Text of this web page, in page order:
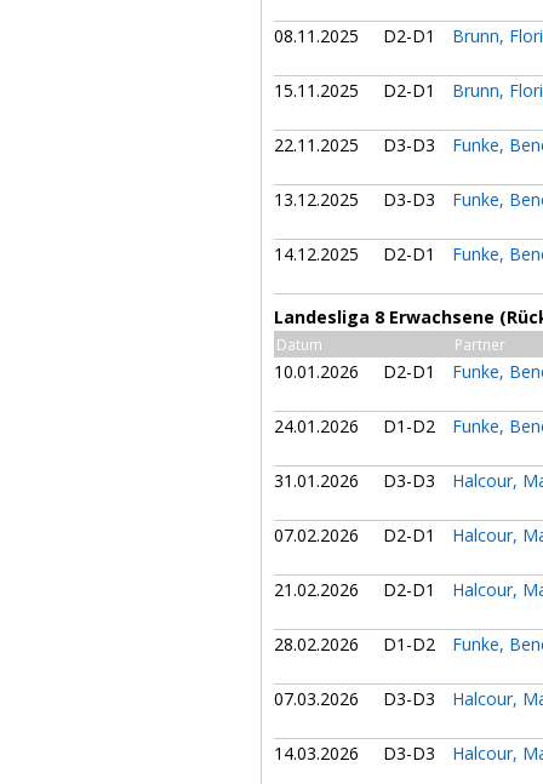
08.11.2025 D2-D1 Brunn,
15.11.2025 D2-D1 Brunn,
22.11.2025 D3-D3 Funke,
13.12.2025 D3-D3 Funke,
14.12.2025 D2-D1 Funke,
Landesliga 8 Erwachsene
Datum Partner
10.01.2026 D2-D1 Funke,
24.01.2026 D1-D2 Funke,
31.01.2026 D3-D3 Halcour,
07.02.2026 D2-D1 Halcour,
21.02.2026 D2-D1 Halcour,
28.02.2026 D1-D2 Funke,
07.03.2026 D3-D3 Halcour,
14.03.2026 D3-D3 Halcour,